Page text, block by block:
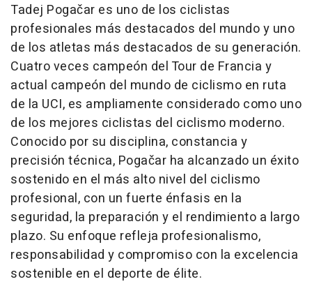
Tadej Pogačar es uno de los ciclistas
profesionales más destacados del mundo y uno
de los atletas más destacados de su generación.
Cuatro veces campeón del Tour de Francia y
actual campeón del mundo de ciclismo en ruta
de la UCI, es ampliamente considerado como uno
de los mejores ciclistas del ciclismo moderno.
Conocido por su disciplina, constancia y
precisión técnica, Pogačar ha alcanzado un éxito
sostenido en el más alto nivel del ciclismo
profesional, con un fuerte énfasis en la
seguridad, la preparación y el rendimiento a largo
plazo. Su enfoque refleja profesionalismo,
responsabilidad y compromiso con la excelencia
sostenible en el deporte de élite.